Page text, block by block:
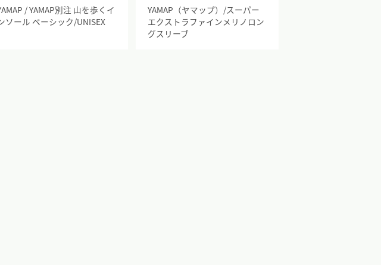
/ YAMAP別注 山を歩くイ
ソール ベーシック/UNISEX
YAMAP（ヤマップ）/スーパー
エクストラファインメリノロン
グスリーブ